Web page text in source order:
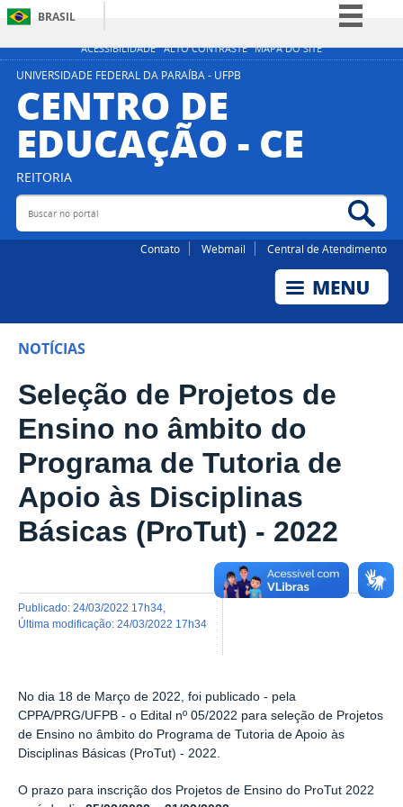
ACESSIBILIDADE ALTO CONTRASTE MAPA DO SITE
BRASIL
Simplifique!
Acesso à informação
Legislação
UNIVERSIDADE FEDERAL DA PARAÍBA - UFPB
CENTRO DE
EDUCAÇÃO - CE
REITORIA
Buscar no portal
Contato Webmail Central de Atendimento
NOTÍCIAS
Seleção de Projetos de
Ensino no âmbito do
Programa de Tutoria de
Apoio às Disciplinas
Básicas (ProTut) - 2022
publicado: 24/03/2022 17h34
última modificação: 24/03/2022 17h34
No dia 18 de Março de 2022, foi publicado - pela
CPPA/PRG/UFPB - o Edital nº 05/2022 para seleção de Projetos
de Ensino no âmbito do Programa de Tutoria de Apoio às
Disciplinas Básicas (ProTut) - 2022.
O prazo para inscrição dos Projetos de Ensino do ProTut 2022